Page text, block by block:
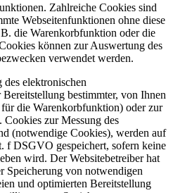
Zahlreiche Cookies sind
Webseitenfunktionen ohne diese
die Warenkorbfunktion oder die
können zur Auswertung des
verwendet werden.
elektronischen
bestimmter, von Ihnen
die Warenkorbfunktion) oder zur
zur Messung des
(notwendige Cookies), werden auf
f DSGVO gespeichert, sofern keine
wird. Der Websitebetreiber hat
Speicherung von notwendigen
und optimierten Bereitstellung